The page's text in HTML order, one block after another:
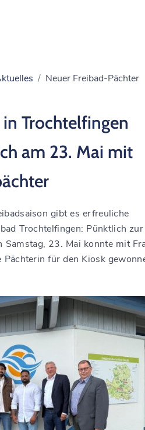
Neuer Freibad-Pächter
Trochtelfingen
am 23. Mai mit
gibt es erfreuliche
Trochtelfingen: Pünktlich zur
Samstag, 23. Mai konnte mit
Pächterin für den Kiosk